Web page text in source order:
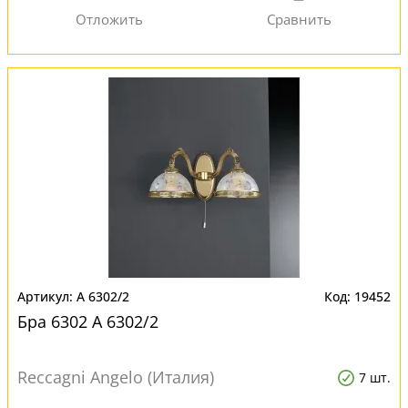
A 6302/2 19452
Бра 6302 A 6302/2
Reccagni Angelo (Италия) 7 шт.